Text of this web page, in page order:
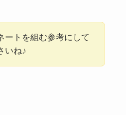
ートを組む参考にして
いね♪